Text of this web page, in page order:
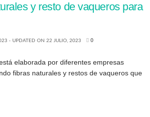
y resto de vaqueros para
- UPDATED ON 22 JULIO, 2023 0
elaborada por diferentes empresas
fibras naturales y restos de vaqueros que